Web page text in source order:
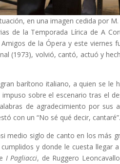
en una imagen cedida por M.
de la Temporada Lírica de A
de la Ópera y este viernes
(1973), volvió, cantó, actuó y
barítono italiano, a quien se le
sobre el escenario tras el
de agradecimiento por sus
con un “No sé qué decir, cantaré”.
medio siglo de canto en los más
y donde le cuesta llegar
I Pagliacci, de Ruggero